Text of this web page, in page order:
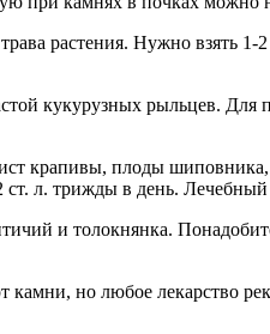
растения. Нужно взять 1-2
кукурузных рыльцев. Для
крапивы, плоды
л. трижды в день. Лечебный
и толокнянка.
но любое лекарство